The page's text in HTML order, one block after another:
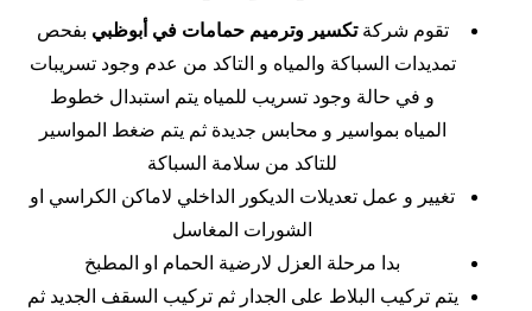
تقوم شركةتكسير وترميم حمامات في أبوظبي بفحص
تمديدات السباكة والمياه و التاكد من عدم وجود تسريبات
و في حالة وجود تسريب للمياه يتم استبدال خطوط
المياه بمواسير و محابس جديدة ثم يتم ضغط المواسير
للتاكد من سلامة السباكة
تغيير و عمل تعديلات الديكور الداخلي لاماكن الكراسي او
الشورات المغاسل
بدا مرحلة العزل لارضية الحمام او المطبخ
يتم تركيب البلاط على الجدار ثم تركيب السقف الجديد ثم